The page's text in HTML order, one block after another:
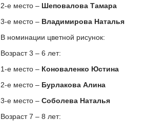
2-е место – Шеповалова Тамара
3-е место – Владимирова Наталья
В номинации цветной рисунок:
Возраст 3 – 6 лет:
1-е место – Коноваленко Юстина
2-е место – Бурлакова Алина
3-е место – Соболева Наталья
Возраст 7 – 8 лет: